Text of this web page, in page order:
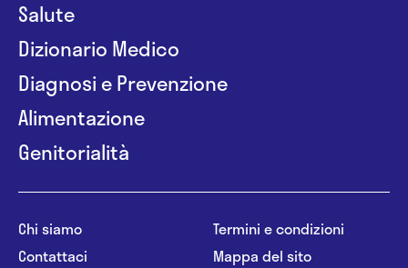
Salute
Dizionario Medico
Diagnosi e Prevenzione
Alimentazione
Genitorialità
Chi siamo
Contattaci
Termini e condizioni
Mappa del sito